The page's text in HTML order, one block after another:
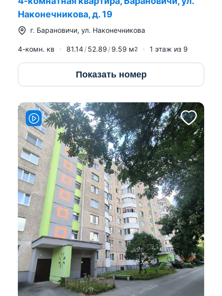
Наконечникова, д. 19
г. Барановичи, ул. Наконечникова
4-комн. кв 81.14 52.89 9.59 м2 1 этаж из 9
Показать номер